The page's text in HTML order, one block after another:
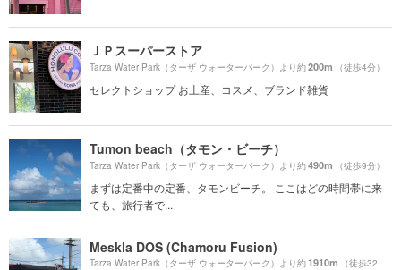
ＪＰスーパーストア
Tarza Water Park（ターザ ウォーターパーク）より約200m （徒歩4分）
セレクトショップ お土産、コスメ、ブランド雑貨
Tumon beach（タモン・ビーチ）
Tarza Water Park（ターザ ウォーターパーク）より約490m （徒歩9分）
まずは定番中の定番、タモンビーチ。 ここはどの時間帯に来
ても、旅行者で...
Meskla DOS (Chamoru Fusion)
Tarza Water Park（ターザ ウォーターパーク）より約1910m （徒歩32分）